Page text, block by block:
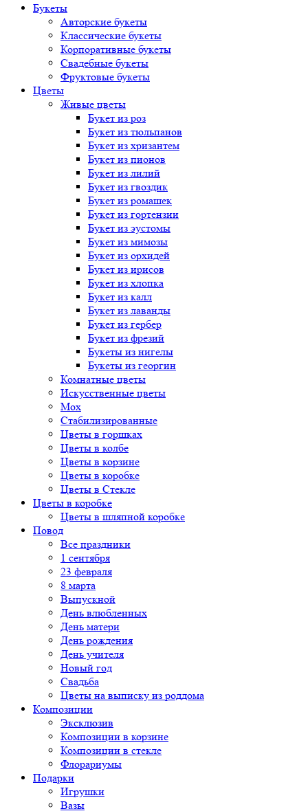
Букеты
Авторские букеты
Классические букеты
Корпоративные букеты
Свадебные букеты
Фруктовые букеты
Цветы
Живые цветы
Букет из роз
Букет из тюльпанов
Букет из хризантем
Букет из пионов
Букет из лилий
Букет из гвоздик
Букет из ромашек
Букет из гортензии
Букет из эустомы
Букет из мимозы
Букет из орхидей
Букет из ирисов
Букет из хлопка
Букет из калл
Букет из лаванды
Букет из гербер
Букет из фрезий
Букеты из нигелы
Букеты из георгин
Комнатные цветы
Искусственные цветы
Мох
Стабилизированные
Цветы в горшках
Цветы в колбе
Цветы в корзине
Цветы в коробке
Цветы в Стекле
Цветы в коробке
Цветы в шляпной коробке
Повод
Все праздники
1 сентября
23 февраля
8 марта
Выпускной
День влюбленных
День матери
День рождения
День учителя
Новый год
Свадьба
Цветы на выписку из роддома
Композиции
Эксклюзив
Композиции в корзине
Композиции в стекле
Флорариумы
Подарки
Игрушки
Вазы